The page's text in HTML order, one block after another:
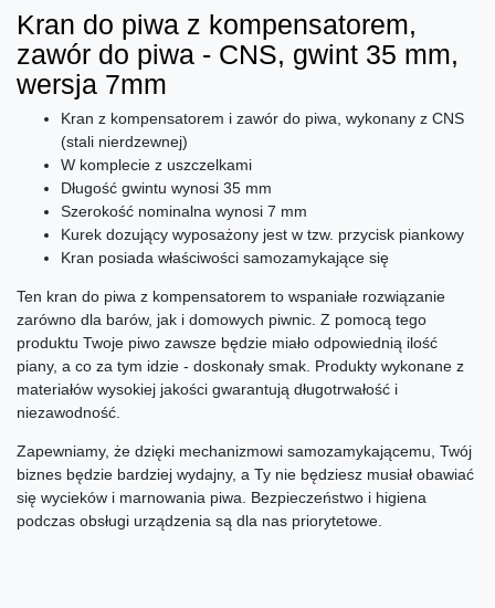
Kran do piwa z kompensatorem,
zawór do piwa - CNS, gwint 35 mm,
wersja 7mm
Kran z kompensatorem i zawór do piwa, wykonany z CNS
(stali nierdzewnej)
W komplecie z uszczelkami
Długość gwintu wynosi 35 mm
Szerokość nominalna wynosi 7 mm
Kurek dozujący wyposażony jest w tzw. przycisk piankowy
Kran posiada właściwości samozamykające się
Ten kran do piwa z kompensatorem to wspaniałe rozwiązanie
zarówno dla barów, jak i domowych piwnic. Z pomocą tego
produktu Twoje piwo zawsze będzie miało odpowiednią ilość
piany, a co za tym idzie - doskonały smak. Produkty wykonane z
materiałów wysokiej jakości gwarantują długotrwałość i
niezawodność.
Zapewniamy, że dzięki mechanizmowi samozamykającemu, Twój
biznes będzie bardziej wydajny, a Ty nie będziesz musiał obawiać
się wycieków i marnowania piwa. Bezpieczeństwo i higiena
podczas obsługi urządzenia są dla nas priorytetowe.